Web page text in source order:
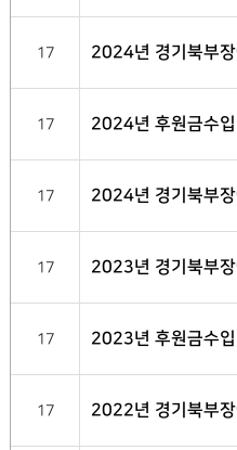
17 2024년 경기북부
17 2024년 후원금수
17 2024년 경기북부
17 2023년 경기북부
17 2023년 후원금수
17 2022년 경기북부